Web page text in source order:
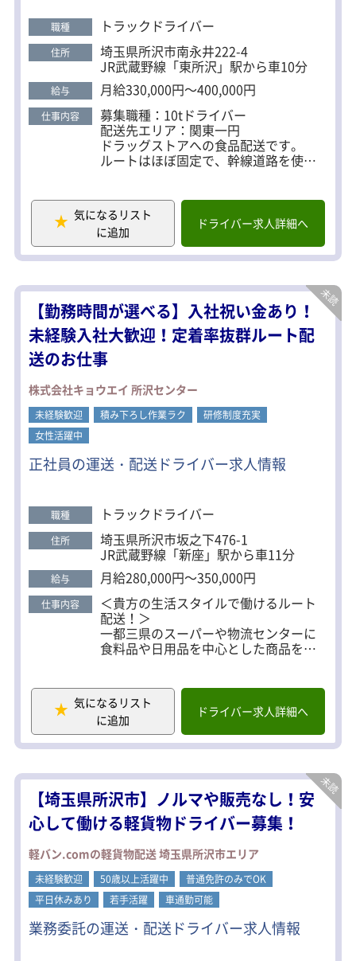
で、ルートを一度覚えてしまえば問題ありません！
当社は埼玉県所沢市に本社を置く、今年で設立21年
目の会社です。 「流通を通じて笑顔を作る会社」と
して、お客様の笑顔だけではなく 従業員、そして従
業員の笑顔も守ることを大切にしています！
職種 トラックドライバー
住所 埼玉県所沢市南永井222-4
JR武蔵野線「東所沢」駅から車10分
給与 月給330,000円～400,000円
仕事内容 募集職種：10tドライバー
配送先エリア：関東一円
ドラッグストアへの食品配送です。
ルートはほぼ固定で、幹線道路を使用
車は組みません！
車両貸与のため、自分だけの専用車両
でストレスなくお仕事できるのも魅力
の1つです。
また、将来的には管理職・運行管理士
へのジョブチェンジも可能です！
気になるリスト
に追加
ドライバー求人詳細へ
【勤務時間が選べる】入社祝い金あり！
未経験入社大歓迎！定着率抜群ルート配
送のお仕事
株式会社キョウエイ 所沢センター
未経験歓迎 積み下ろし作業ラク
研修制度充実
女性活躍中
正社員の運送・配送ドライバー求人情報
職種 トラックドライバー
住所 埼玉県所沢市坂之下476-1
JR武蔵野線「新座」駅から車11分
給与 月給280,000円～350,000円
仕事内容 ＜貴方の生活スタイルで働けるルート
配送！＞
一都三県のスーパーや物流センターに
食料品や日用品を中心とした商品を配
番重での納品が中心なのでドライバー
負担は少なめです。
様ーな時間帯での仕事をしていますの
で応募の際にぜひお問い合わせくださ
い。
＜7割が未経験入社！明るく楽しい職場
です＞
入社後は安全運行指導員が安全運転の
基礎、作業の安全など、
貴方の不安が無くなるまで成長をサポ
ートしていきます。
他センターのドライバーとも同じ積み
卸し場が多く、
老若男女、家族の様に楽しく明るく働
ける職場です！
気になるリスト
に追加
ドライバー求人詳細へ
【埼玉県所沢市】ノルマや販売なし！安
心して働ける軽貨物ドライバー募集！
軽バン.comの軽貨物配送 埼玉県所沢市エリア
未経験歓迎 50歳以上活躍中
普通免許のみでOK
平日休みあり
若手活躍 車通勤可能
業務委託の運送・配送ドライバー求人情報